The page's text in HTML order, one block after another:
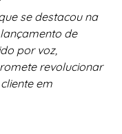
se destacou na
lançamento de
por voz,
revolucionar
em